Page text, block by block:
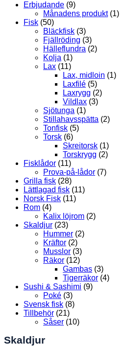
Erbjudande (9)
Månadens produkt (1)
Fisk (50)
Bläckfisk (3)
Fjällröding (3)
Hälleflundra (2)
Kolja (1)
Lax (11)
Lax, midloin (1)
Laxfilé (5)
Laxrygg (2)
Vildlax (3)
Sjötunga (1)
Stillahavsspätta (2)
Tonfisk (5)
Torsk (6)
Skreitorsk (1)
Torskrygg (2)
Fisklådor (11)
Prova-på-lådor (7)
Grilla fisk (28)
Lättlagad fisk (11)
Norsk Fisk (11)
Rom (4)
Kalix löjrom (2)
Skaldjur (23)
Hummer (2)
Kräftor (2)
Musslor (3)
Räkor (12)
Gambas (3)
Tigerräkor (4)
Sushi & Sashimi (9)
Poké (3)
Svensk fisk (8)
Tillbehör (21)
Såser (10)
Skaldjur